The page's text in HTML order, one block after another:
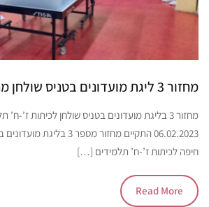
מחזור 3 ליגת מועדונים בטניס שולחן מחוז חיפה
מחזור 3 בליגת מועדונים בטניס שולחן לכיתות
06.02.2023 התקיים מחזור
חיפה לכיתות ז’-ח’ תלמידים […]
Read More